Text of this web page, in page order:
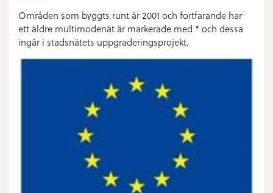
Områden som byggts runt år 2001 och fortfarande har
ett äldre multimodenät är markerade med * och dessa
ingår i stadsnätets uppgraderingsprojekt.